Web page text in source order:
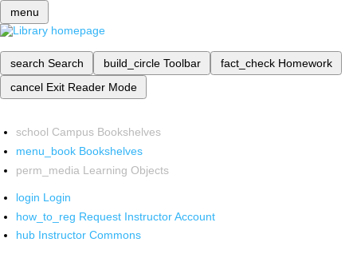
menu
search Search build_circle Toolbar fact_check Homework
cancel Exit Reader Mode
school Campus Bookshelves
menu_book Bookshelves
perm_media Learning Objects
login Login
how_to_reg Request Instructor Account
hub Instructor Commons